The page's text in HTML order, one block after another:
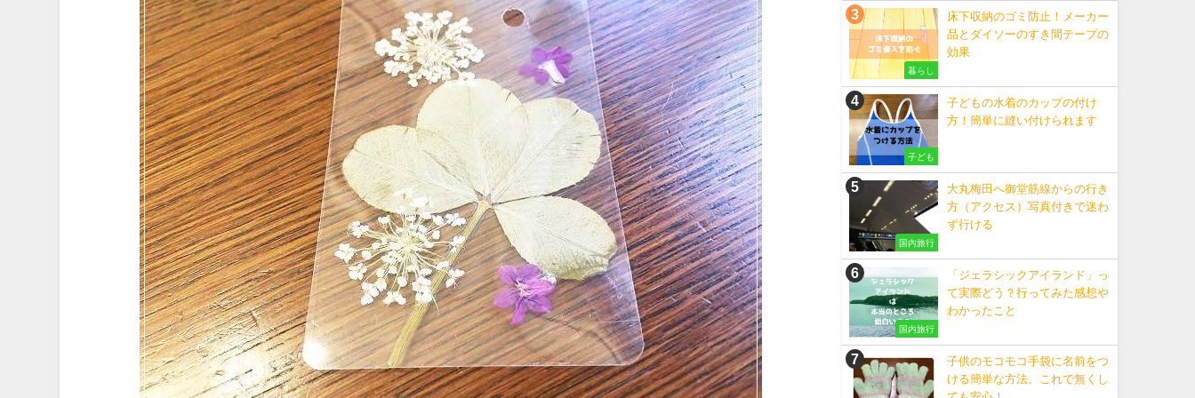
暮らし
床下収納のゴミ防止！メーカー
品とダイソーのすき間テープの
効果
子ども
子どもの水着のカップの付け
方！簡単に縫い付けられます
国内旅行
大丸梅田へ御堂筋線からの行き
方（アクセス）写真付きで迷わ
ず行ける
国内旅行
「ジェラシックアイランド」っ
て実際どう？行ってみた感想や
わかったこと
子供のモコモコ手袋に名前をつ
ける簡単な方法。これで無くし